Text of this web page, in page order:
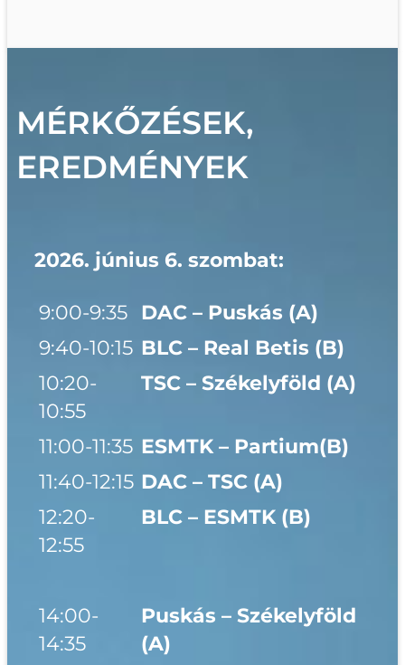
MÉRKŐZÉSEK,
EREDMÉNYEK
2026. június 6. szombat:
9:00-9:35 DAC – Puskás (A)
9:40-10:15 BLC – Real Betis (B)
10:20-
10:55
TSC – Székelyföld (A)
11:00-11:35 ESMTK – Partium(B)
11:40-12:15 DAC – TSC (A)
12:20-
12:55
BLC – ESMTK (B)
14:00-
14:35
Puskás – Székelyföld
(A)